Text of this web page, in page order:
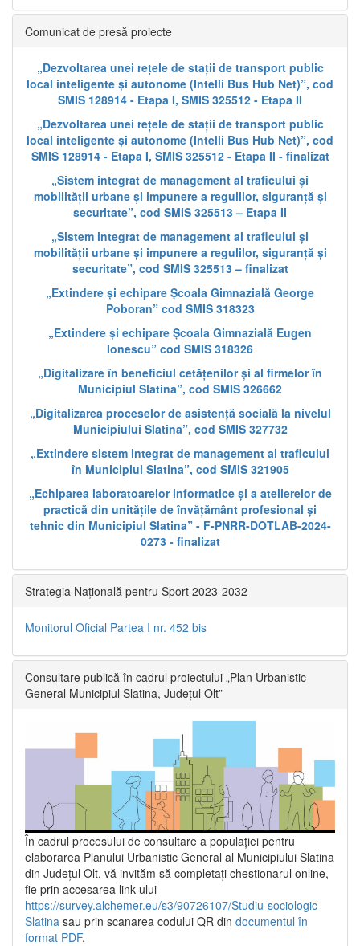
Comunicat de presă proiecte
„Dezvoltarea unei rețele de stații de transport public
local inteligente și autonome (Intelli Bus Hub Net)”, cod
SMIS 128914 - Etapa I, SMIS 325512 - Etapa II
„Dezvoltarea unei rețele de stații de transport public
local inteligente și autonome (Intelli Bus Hub Net)”, cod
SMIS 128914 - Etapa I, SMIS 325512 - Etapa II - finalizat
„Sistem integrat de management al traficului și
mobilității urbane și impunere a regulilor, siguranță și
securitate”, cod SMIS 325513 – Etapa II
„Sistem integrat de management al traficului și
mobilității urbane și impunere a regulilor, siguranță și
securitate”, cod SMIS 325513 – finalizat
„Extindere și echipare Școala Gimnazială George
Poboran” cod SMIS 318323
„Extindere și echipare Școala Gimnazială Eugen
Ionescu” cod SMIS 318326
„Digitalizare în beneficiul cetățenilor și al firmelor în
Municipiul Slatina”, cod SMIS 326662
„Digitalizarea proceselor de asistență socială la nivelul
Municipiului Slatina”, cod SMIS 327732
„Extindere sistem integrat de management al traficului
în Municipiul Slatina”, cod SMIS 321905
„Echiparea laboratoarelor informatice și a atelierelor de
practică din unitățile de învățământ profesional și
tehnic din Municipiul Slatina” - F-PNRR-DOTLAB-2024-
0273 - finalizat
Strategia Națională pentru Sport 2023-2032
Monitorul Oficial Partea I nr. 452 bis
Consultare publică în cadrul proiectului „Plan Urbanistic
General Municipiul Slatina, Județul Olt”
În cadrul procesului de consultare a populaţiei pentru
elaborarea Planului Urbanistic General al Municipiului Slatina
din Județul Olt, vă invităm să completați chestionarul online,
fie prin accesarea link-ului
https://survey.alchemer.eu/s3/90726107/Studiu-sociologic-
Slatina sau prin scanarea codului QR din documentul în
format PDF.